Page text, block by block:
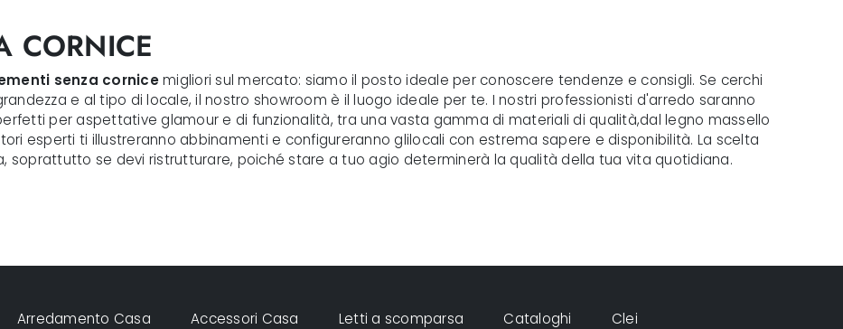
CORNICE
senza cornicemigliori sul mercato: siamo il posto ideale per conoscere tendenze e consigli. Se cerchi
e al tipo di locale, il nostro showroom è il luogo ideale per te. I nostri professionisti d'arredo saranno
per aspettative glamour e di funzionalità, tra una vasta gamma di materiali di qualità,dal legno massello
esperti ti illustreranno abbinamenti e configureranno glilocali con estrema sapere e disponibilità. La scelta
soprattutto se devi ristrutturare, poiché stare a tuo agio determinerà la qualità della tua vita quotidiana.
Arredamento Casa Accessori Casa Letti a scomparsa Cataloghi Clei